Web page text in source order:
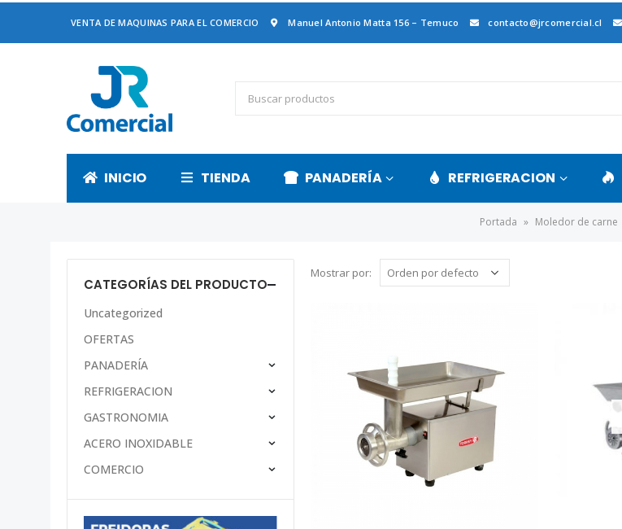
VENTA DE MAQUINAS PARA EL COMERCIO Manuel Antonio Matta 156 – Temuco contacto@jrcomercial.cl
INICIO TIENDA PANADERÍA REFRIGERACION
Portada » Moledor de carne
Mostrar por:
CATEGORÍAS DEL PRODUCTO
Uncategorized
OFERTAS
PANADERÍA
REFRIGERACION
GASTRONOMIA
ACERO INOXIDABLE
COMERCIO